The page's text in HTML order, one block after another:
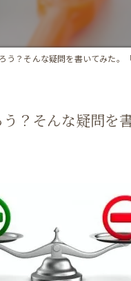
？そんな疑問を書いてみた。
？そんな疑問を